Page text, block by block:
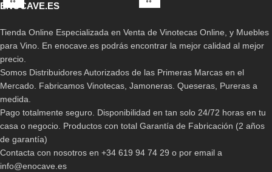
ENOCAVE.ES
Tienda Online Especializada en Venta de Vinotecas Online, y Muebles
para Vino. En enocave.es podrás encontrar la mejor calidad al mejor
precio.
Somos Distribuidores Autorizados de las Primeras Marcas en el
Mercado. Fabricamos Vinotecas, Jamoneras. Queseras, Pureras a
medida.
Pago totalmente seguro. Disponibilidad en tan solo 24/72 horas en tu
casa o negocio. Productos con total Garantía de Fabricación (2 años
de garantía)
Contacta con nosotros en +34 619 94 74 29 o por email a
info@enocave.es